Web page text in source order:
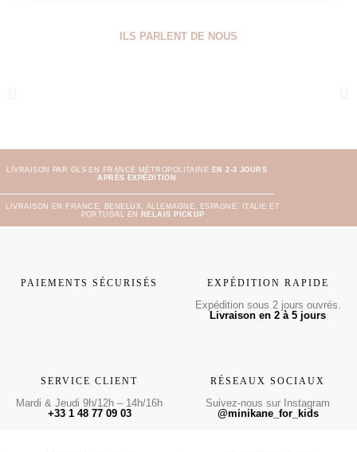
ILS PARLENT DE NOUS
LIVRAISON PAR GLS EN FRANCE MÉTROPOLITAINE EN 2-3 JOURS
APRÈS EXPÉDITION
LIVRAISON EN FRANCE, BENELUX, ALLEMAGNE, ESPAGNE, ITALIE ET
PORTUGAL EN
RELAIS PICKUP
PAIEMENTS SÉCURISÉS EXPÉDITION RAPIDE
Expédition sous 2 jours ouvrés.
Livraison en 2 à 5 jours
SERVICE CLIENT
Mardi & Jeudi 9h/12h – 14h/16h
+33 1 48 77 09 03
RÉSEAUX SOCIAUX
Suivez-nous sur Instagram
@minikane_for_kids